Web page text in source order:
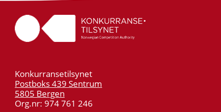
Konkurransetilsynet
Postboks 439 Sentrum
5805 Bergen
Org.nr: 974 761 246